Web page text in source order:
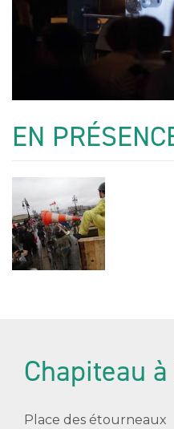
EN
Chapiteau
Place des étourneaux